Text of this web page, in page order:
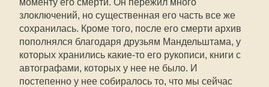
моменту его смерти. Он пережил много
злоключений, но существенная его часть все же
сохранилась. Кроме того, после его смерти архив
пополнялся благодаря друзьям Мандельштама, у
которых хранились какие-то его рукописи, книги с
автографами, которых у нее не было. И
постепенно у нее собиралось то, что мы сейчас